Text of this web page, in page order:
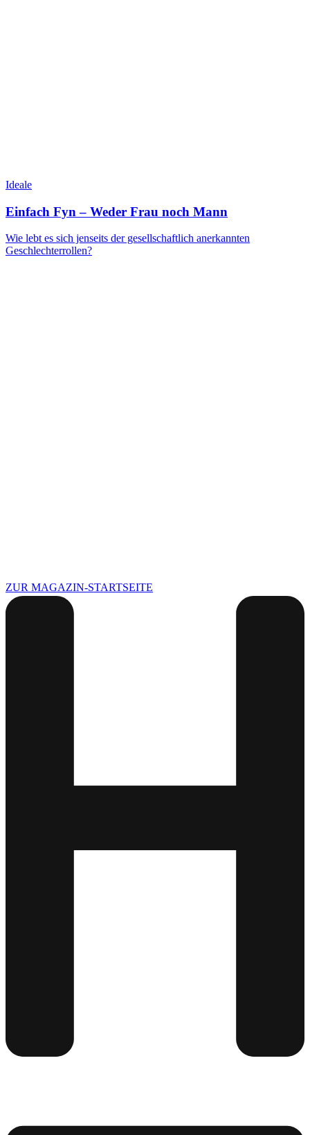
Ideale
Einfach Fyn – Weder Frau noch Mann
Wie lebt es sich jenseits der gesellschaftlich anerkannten
Geschlechterrollen?
ZUR MAGAZIN-STARTSEITE